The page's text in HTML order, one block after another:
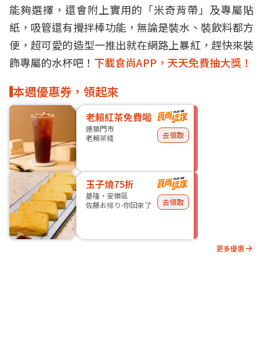
能夠選擇，還會附上實用的「米奇背帶」及專屬貼
紙，吸管還有攪拌棒功能，無論是裝水、裝飲料都方
便，超可愛的造型一推出就在網路上暴紅，趕快來裝
飾專屬的水杯吧！ 下載食尚APP，天天免費抽大獎！
本週優惠券，領起來
老賴紅茶免費喝
連鎖門市
老賴茶棧
去領取
玉子燒75折
基隆・安樂區
佐藤お帰り-你回來了
去領取
更多優惠